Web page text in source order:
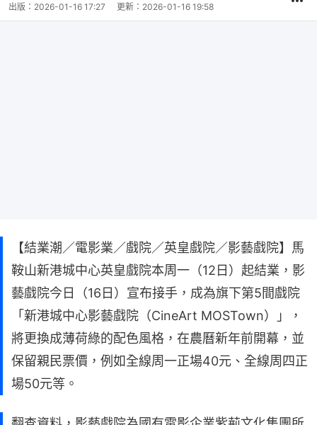
出版： 2026-01-16 17:27 更新： 2026-01-16 19:58
【結業潮／電影業／戲院／英皇戲院／影藝戲院】馬
鞍山新港城中心英皇戲院本周一（12日）起結業，影
藝戲院今日（16日）宣布接手，成為旗下第5間戲院
「新港城中心影藝戲院（CineArt MOSTown）」，
將更換成薄荷綠的配色風格，在農曆新年前開幕，並
保留親民票價，例如全線周一正場40元、全線周四正
場50元等。